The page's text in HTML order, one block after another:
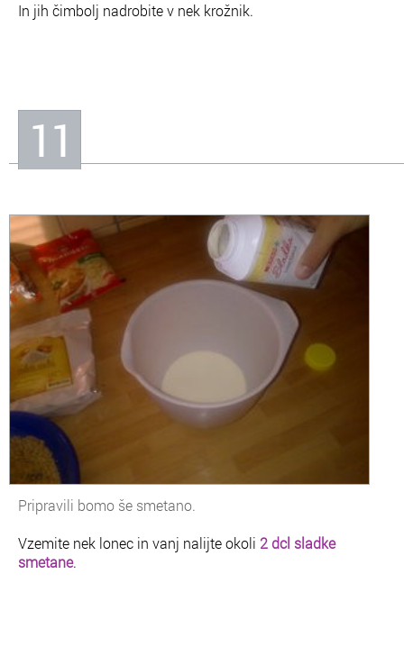
In jih čimbolj nadrobite v nek krožnik.
11
Pripravili bomo še smetano.
Vzemite nek lonec in vanj nalijte okoli 2 dcl sladke
smetane.